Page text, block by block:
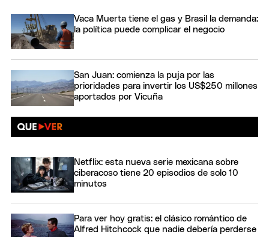
Vaca Muerta tiene el gas y Brasil la demanda:
la política puede complicar el negocio
San Juan: comienza la puja por las
prioridades para invertir los US$250 millones
aportados por Vicuña
Netflix: esta nueva serie mexicana sobre
ciberacoso tiene 20 episodios de solo 10
minutos
Para ver hoy gratis: el clásico romántico de
Alfred Hitchcock que nadie debería perderse